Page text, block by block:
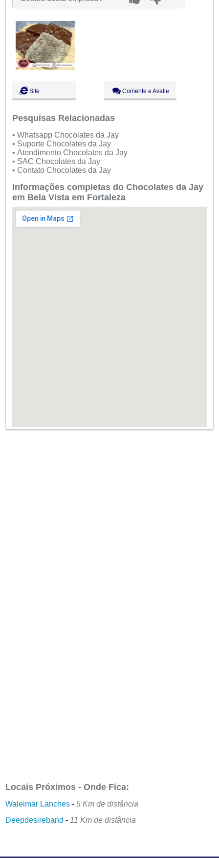
Site Comente e Avalie
Pesquisas Relacionadas
• Whatsapp Chocolates da Jay
• Suporte Chocolates da Jay
• Atendimento Chocolates da Jay
• SAC Chocolates da Jay
• Contato Chocolates da Jay
Informações completas do Chocolates da Jay
em Bela Vista em Fortaleza
Locais Próximos - Onde Fica:
Waleimar Lanches -5 Km de distância
Deepdesireband - 11 Km de distância